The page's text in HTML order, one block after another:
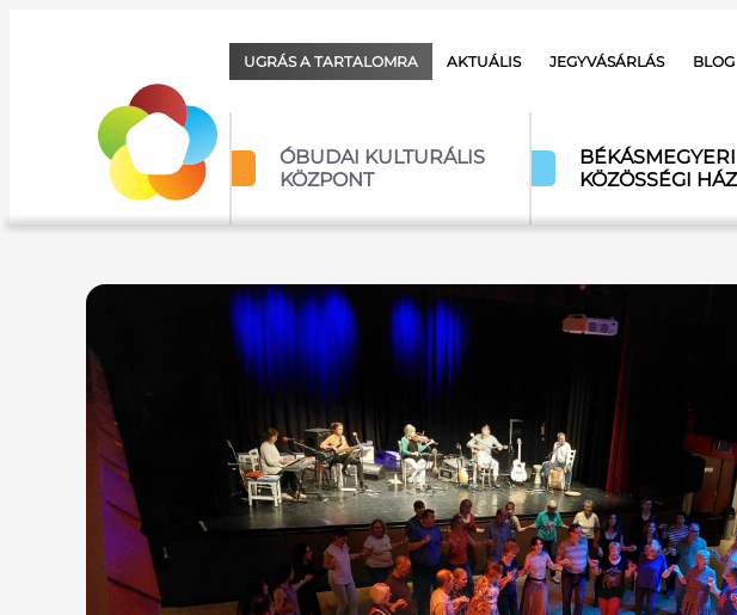
UGRÁS A TARTALOMRA AKTUÁLIS JEGYVÁSÁRLÁS BLOG
ÓBUDAI KULTURÁLIS
KÖZPONT
BÉKÁSMEGYERI
KÖZÖSSÉGI HÁZ